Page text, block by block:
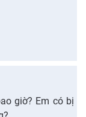
giờ? Em có bị